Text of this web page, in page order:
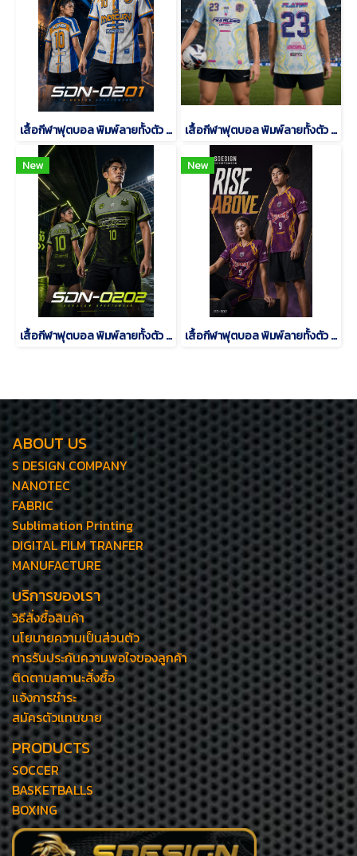
เสื้อกีฬาฟุตบอล พิมพ์ลายทั้งตัว เนื้อผ้า "นาโนเทค"SDN-0201 เสื้อกีฬาฟุตบอล พิมพ์ลายทั้งตัว เนื้อผ้า "นาโนเทค"SD-484
New
เสื้อกีฬาฟุตบอล พิมพ์ลายทั้งตัว เนื้อผ้า "นาโนเทค"SDN-0202
New
เสื้อกีฬาฟุตบอล พิมพ์ลายทั้งตัว เนื้อผ้า "นาโนเทค"SD-500
ABOUT US
S DESIGN COMPANY
NANOTEC
FABRIC
Sublimation Printing
DIGITAL FILM TRANFER
MANUFACTURE
บริการของเรา
วิธีสั่งซื้อสินค้า
นโยบายความเป็นส่วนตัว
การรับประกันความพอใจของลูกค้า
ติดตามสถานะสั่งซื้อ
แจ้งการชำระ
สมัครตัวแทนขาย
PRODUCTS
SOCCER
BASKETBALLS
BOXING